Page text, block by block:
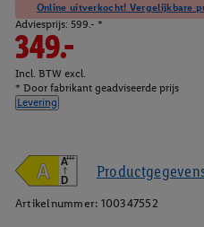
Online uitverkocht! Vergelijkbare
Adviesprijs: 599.- *
349.-
Incl. BTW excl.
* Door fabrikant geadviseerde prijs
Levering
D
A+++
Artikelnummer: 100347552